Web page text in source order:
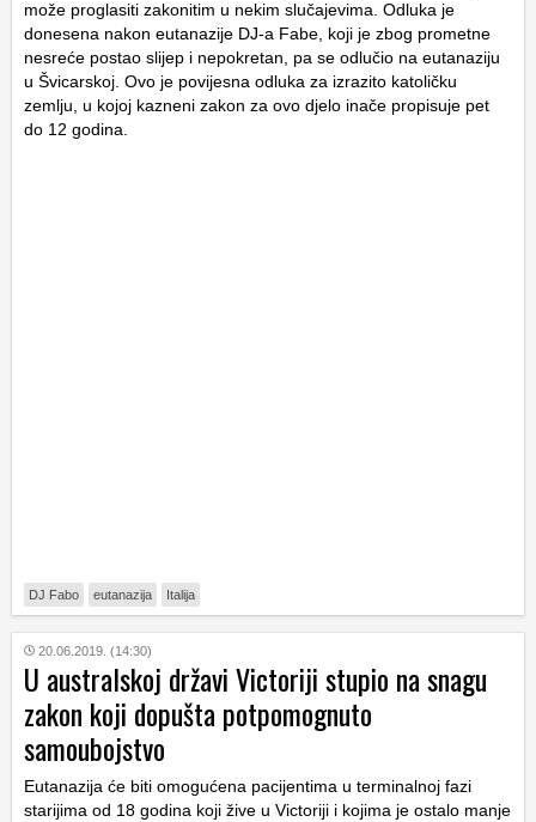
može proglasiti zakonitim u nekim slučajevima. Odluka je
donesena nakon eutanazije DJ-a Fabe, koji je zbog prometne
nesreće postao slijep i nepokretan, pa se odlučio na eutanaziju
u Švicarskoj. Ovo je povijesna odluka za izrazito katoličku
zemlju, u kojoj kazneni zakon za ovo djelo inače propisuje pet
do 12 godina.
DJ Fabo eutanazija Italija
20.06.2019. (14:30)
U australskoj državi Victoriji stupio na snagu
zakon koji dopušta potpomognuto
samoubojstvo
Eutanazija će biti omogućena pacijentima u terminalnoj fazi
starijima od 18 godina koji žive u Victoriji i kojima je ostalo manje